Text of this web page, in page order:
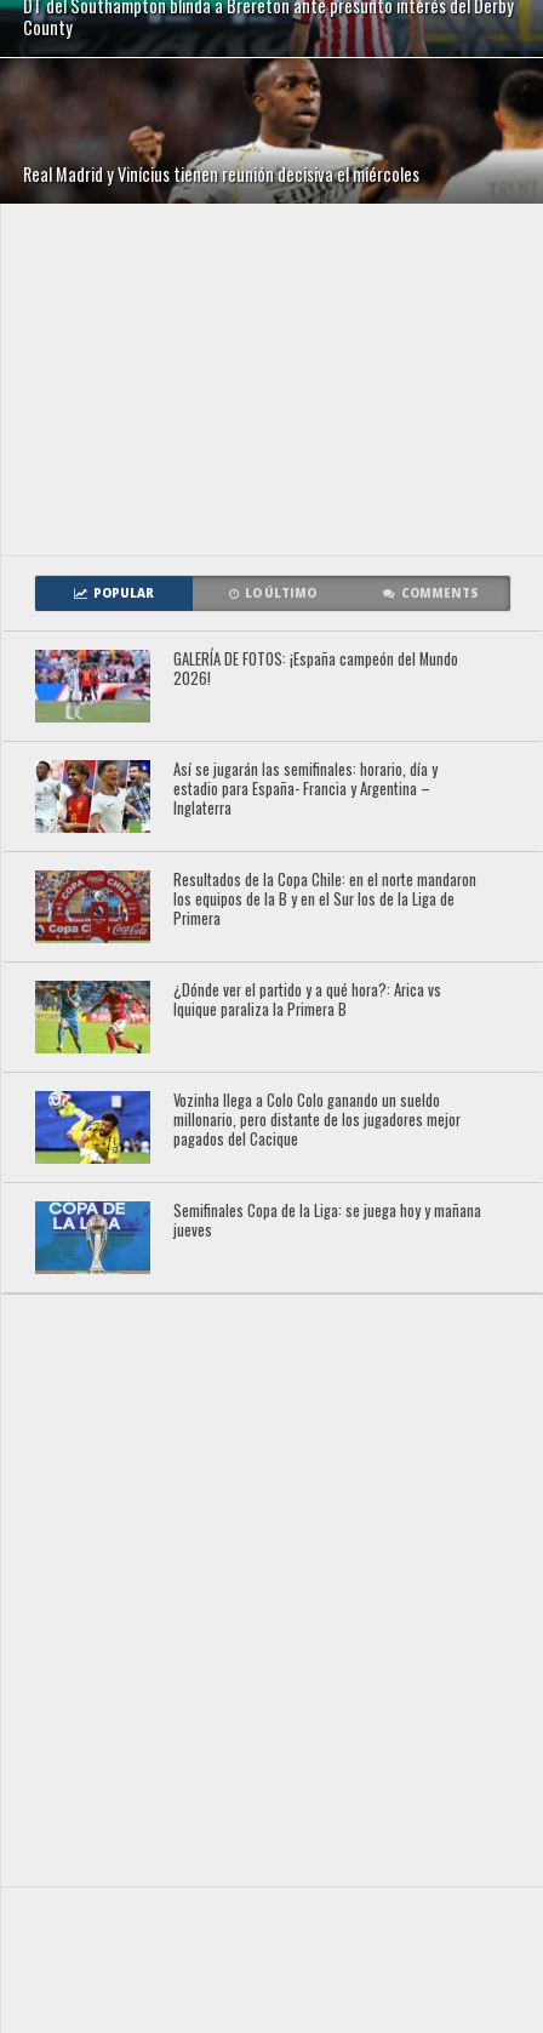
DT del Southampton blinda a Brereton ante presunto interés del Derby
County
Real Madrid y Vinícius tienen reunión decisiva el miércoles
POPULAR LO ÚLTIMO COMMENTS
GALERÍA DE FOTOS: ¡España campeón del Mundo
2026!
Así se jugarán las semifinales: horario, día y
estadio para España- Francia y Argentina –
Inglaterra
Resultados de la Copa Chile: en el norte mandaron
los equipos de la B y en el Sur los de la Liga de
Primera
¿Dónde ver el partido y a qué hora?: Arica vs
Iquique paraliza la Primera B
Vozinha llega a Colo Colo ganando un sueldo
millonario, pero distante de los jugadores mejor
pagados del Cacique
Semifinales Copa de la Liga: se juega hoy y mañana
jueves